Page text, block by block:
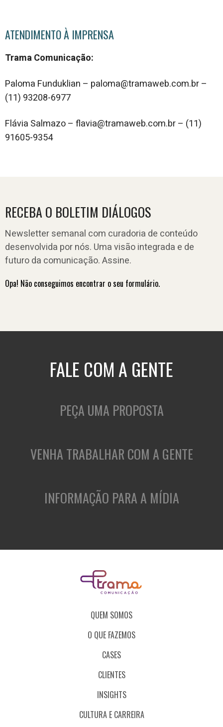
ATENDIMENTO À IMPRENSA
Trama Comunicação:
Paloma Funduklian – paloma@tramaweb.com.br –
(11) 93208-6977
Flávia Salmazo – flavia@tramaweb.com.br – (11)
91605-9354
RECEBA O BOLETIM DIÁLOGOS
Newsletter semanal com curadoria de conteúdo
desenvolvida por nós. Uma visão integrada e de
futuro da comunicação. Assine.
Opa! Não conseguimos encontrar o seu formulário.
FALE COM A GENTE
PEÇA UMA PROPOSTA
VENHA TRABALHAR COM A GENTE
INFORMAÇÃO PARA A MÍDIA
QUEM SOMOS
O QUE FAZEMOS
CASES
CLIENTES
INSIGHTS
CULTURA E CARREIRA